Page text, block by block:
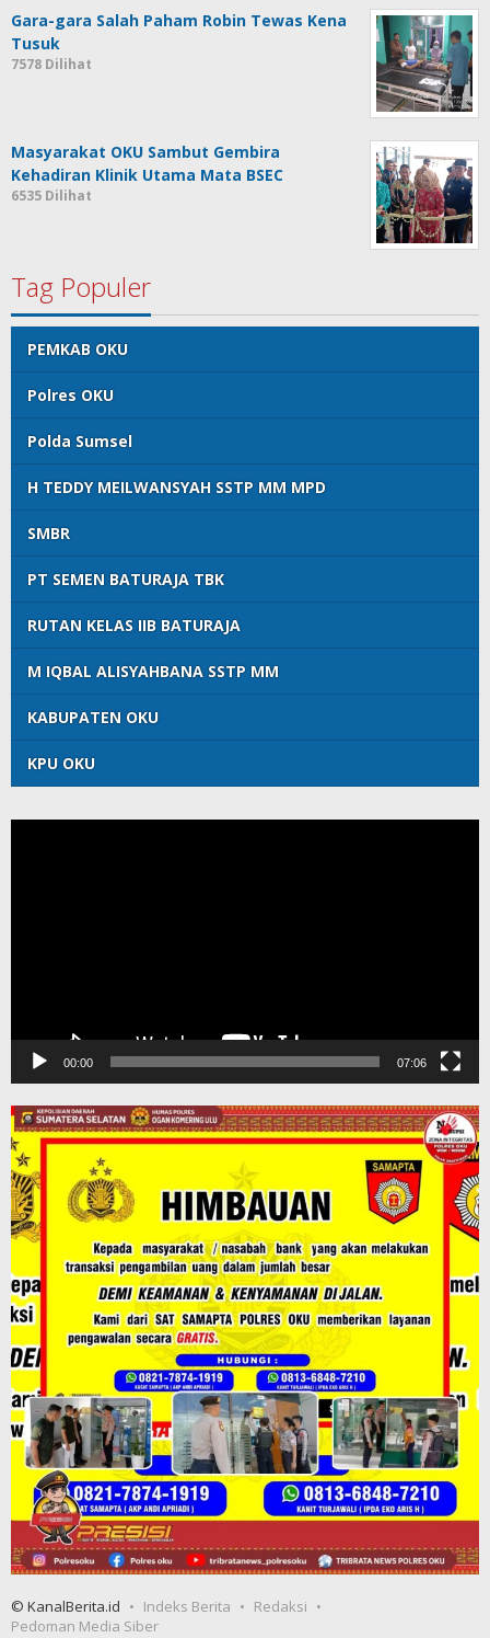
Gara-gara Salah Paham Robin Tewas Kena
Tusuk
7578 Dilihat
Masyarakat OKU Sambut Gembira
Kehadiran Klinik Utama Mata BSEC
6535 Dilihat
Tag Populer
PEMKAB OKU
Polres OKU
Polda Sumsel
H TEDDY MEILWANSYAH SSTP MM MPD
SMBR
PT SEMEN BATURAJA TBK
RUTAN KELAS IIB BATURAJA
M IQBAL ALISYAHBANA SSTP MM
KABUPATEN OKU
KPU OKU
00:00 07:06
© KanalBerita.id Indeks Berita
Redaksi
Pedoman Media Siber